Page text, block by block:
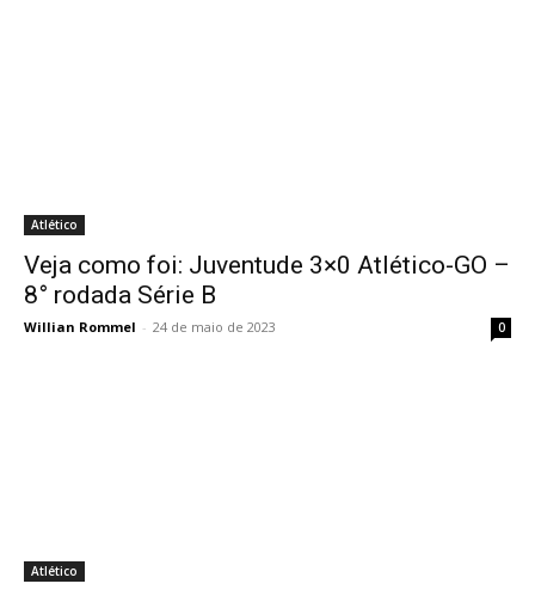
Atlético
Veja como foi: Juventude 3×0 Atlético-GO –
8° rodada Série B
Willian Rommel - 24 de maio de 2023 0
Atlético